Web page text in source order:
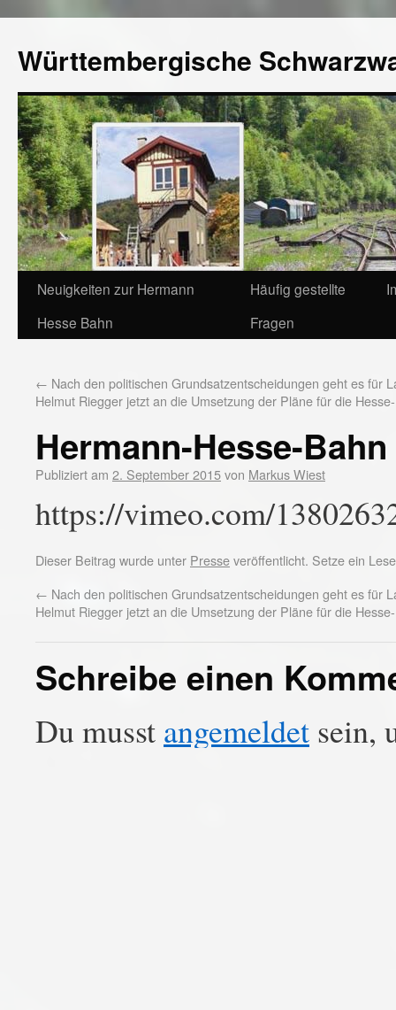
Württembergische
Neuigkeiten zur Hermann
Hesse Bahn
Häufig gestellte
Fragen
← Nach den politischen Grundsatzentscheidungen geht es für
Helmut Riegger jetzt an die Umsetzung der Pläne für die
Hermann-Hesse-
Publiziert am 2. September 2015von Markus Wiest
https://vimeo.com/
Dieser Beitrag wurde unter Presseveröffentlicht. Setze ein
← Nach den politischen Grundsatzentscheidungen geht es für
Helmut Riegger jetzt an die Umsetzung der Pläne für die
Schreibe einen
Du musst angemeldet sein,